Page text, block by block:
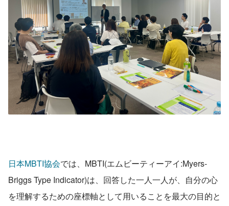
日本MBTI協会では、MBTI(エムビーティーアイ:Myers-
Briggs Type Indicator)は、回答した一人一人が、自分の心
を理解するための座標軸として用いることを最大の目的と